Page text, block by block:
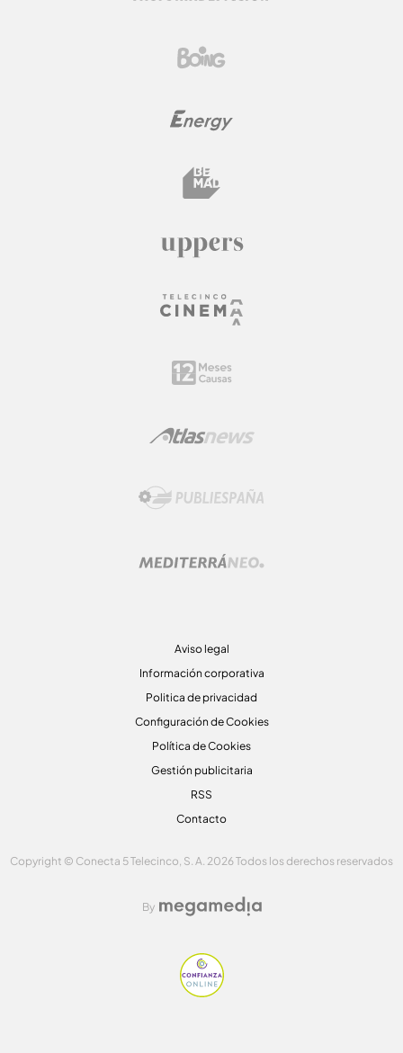
Aviso legal
Información corporativa
Politica de privacidad
Configuración de Cookies
Política de Cookies
Gestión publicitaria
RSS
Contacto
Copyright © Conecta 5 Telecinco, S. A. 2026 Todos los derechos reservados
By